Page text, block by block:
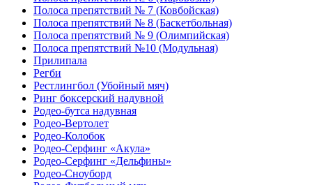
Полоса препятствий № 7 (Ковбойская)
Полоса препятствий № 8 (Баскетбольная)
Полоса препятствий № 9 (Олимпийская)
Полоса препятствий №10 (Модульная)
Прилипала
Регби
Рестлингбол (Убойный мяч)
Ринг боксерский надувной
Родео-бутса надувная
Родео-Вертолет
Родео-Колобок
Родео-Серфинг «Акула»
Родео-Серфинг «Дельфины»
Родео-Сноуборд